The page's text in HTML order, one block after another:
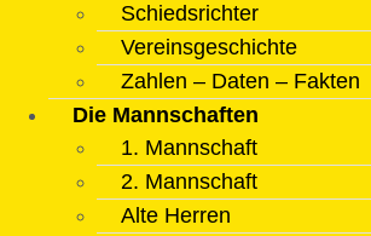
Schiedsrichter
Vereinsgeschichte
Zahlen – Daten – Fakten
Die Mannschaften
1. Mannschaft
2. Mannschaft
Alte Herren